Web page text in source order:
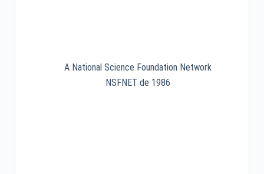
A National Science Foundation Network
NSFNET de 1986